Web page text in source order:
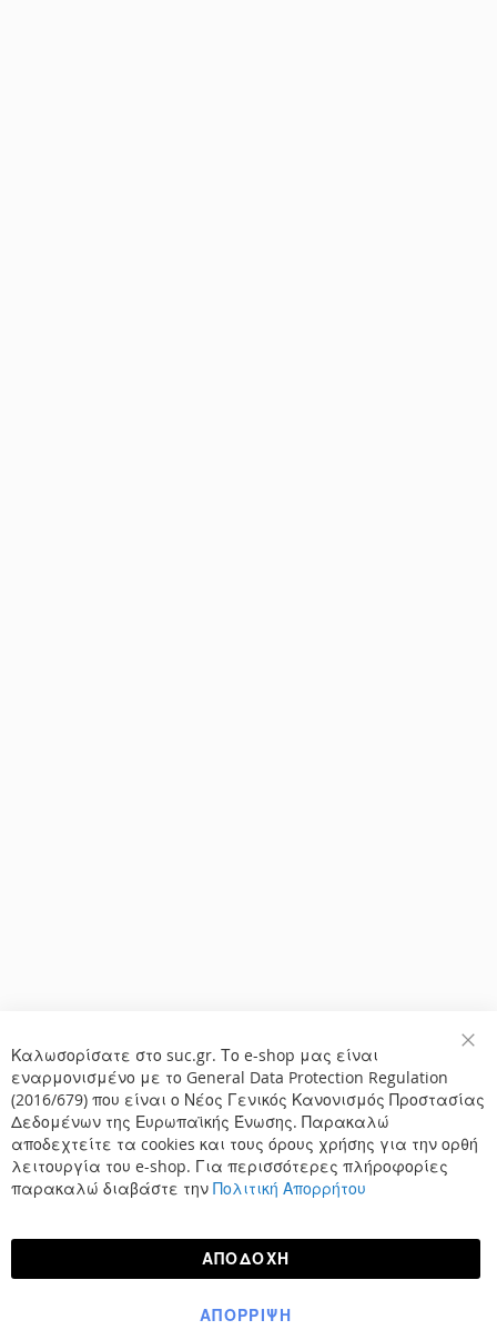
Καλωσορίσατε στο suc.gr. Το e-shop μας είναι
εναρμονισμένο με το General Data Protection Regulation
(2016/679) που είναι ο Νέος Γενικός Κανονισμός Προστασίας
Δεδομένων της Ευρωπαϊκής Ένωσης. Παρακαλώ
αποδεχτείτε τα cookies και τους όρους χρήσης για την ορθή
λειτουργία του e-shop. Για περισσότερες πλήροφορίες
παρακαλώ διαβάστε την Πολιτική Απορρήτου
ΑΠΟΔΟΧΉ
ΑΠΌΡΡΙΨΗ